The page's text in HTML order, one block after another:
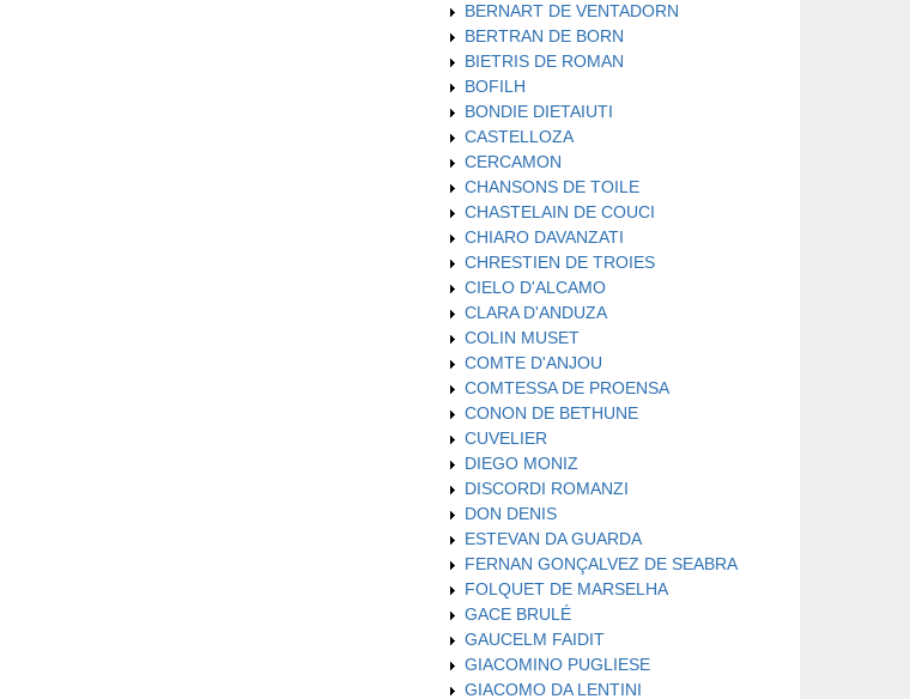
BERNART DE VENTADORN
BERTRAN DE BORN
BIETRIS DE ROMAN
BOFILH
BONDIE DIETAIUTI
CASTELLOZA
CERCAMON
CHANSONS DE TOILE
CHASTELAIN DE COUCI
CHIARO DAVANZATI
CHRESTIEN DE TROIES
CIELO D'ALCAMO
CLARA D'ANDUZA
COLIN MUSET
COMTE D'ANJOU
COMTESSA DE PROENSA
CONON DE BETHUNE
CUVELIER
DIEGO MONIZ
DISCORDI ROMANZI
DON DENIS
ESTEVAN DA GUARDA
FERNAN GONÇALVEZ DE SEABRA
FOLQUET DE MARSELHA
GACE BRULÉ
GAUCELM FAIDIT
GIACOMINO PUGLIESE
GIACOMO DA LENTINI